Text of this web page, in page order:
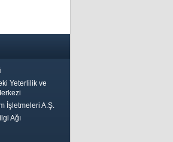
Yeterlilik ve
İşletmeleri A.Ş.
Ağı